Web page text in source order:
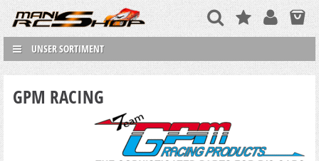
UNSER SORTIMENT
GPM RACING